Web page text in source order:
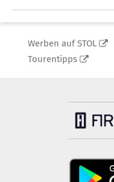
Werben auf STOL
Tourentipps